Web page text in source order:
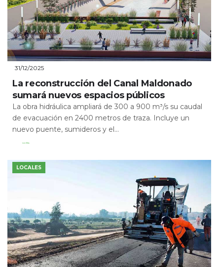
31/12/2025
La reconstrucción del Canal Maldonado
sumará nuevos espacios públicos
La obra hidráulica ampliará de 300 a 900 m³/s su caudal
de evacuación en 2400 metros de traza. Incluye un
nuevo puente, sumideros y el...
Leer Más
LOCALES